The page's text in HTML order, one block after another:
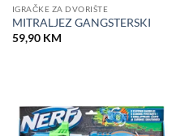
IGRAČKE ZA DVORIŠTE
MITRALJEZ GANGSTERSKI
59,90 KM